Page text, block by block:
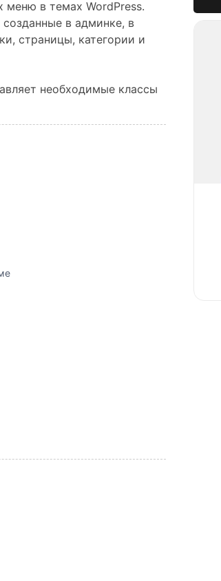
меню в темах WordPress.
в админке, в
страницы, категории и
необходимые классы